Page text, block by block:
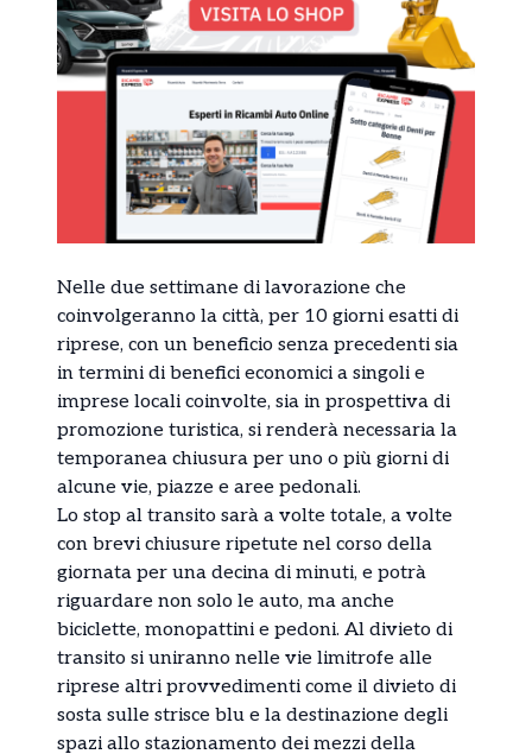
Nelle due settimane di lavorazione che
coinvolgeranno la città, per 10 giorni esatti di
riprese, con un beneficio senza precedenti sia
in termini di benefici economici a singoli e
imprese locali coinvolte, sia in prospettiva di
promozione turistica, si renderà necessaria la
temporanea chiusura per uno o più giorni di
alcune vie, piazze e aree pedonali.
Lo stop al transito sarà a volte totale, a volte
con brevi chiusure ripetute nel corso della
giornata per una decina di minuti, e potrà
riguardare non solo le auto, ma anche
biciclette, monopattini e pedoni. Al divieto di
transito si uniranno nelle vie limitrofe alle
riprese altri provvedimenti come il divieto di
sosta sulle strisce blu e la destinazione degli
spazi allo stazionamento dei mezzi della